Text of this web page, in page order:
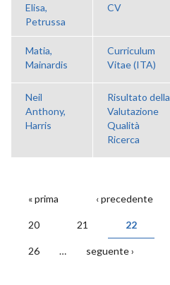
Elisa,
Petrussa
CV
Matia,
Mainardis
Curriculum
Vitae (ITA)
Neil
Anthony,
Harris
Risultato della
Valutazione
Qualità
Ricerca
PAGINE
« prima ‹ precedente
20 21 22
26 … seguente ›